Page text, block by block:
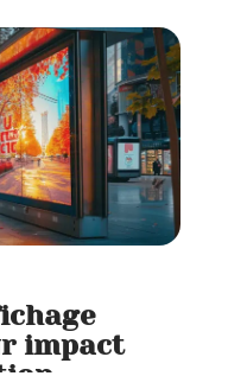
impact